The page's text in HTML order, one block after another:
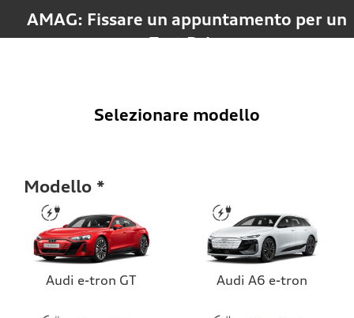
AMAG: Fissare un appuntamento per un
Test Drive
Selezionare modello
Modello
Audi e-tron GT Audi A6 e-tron